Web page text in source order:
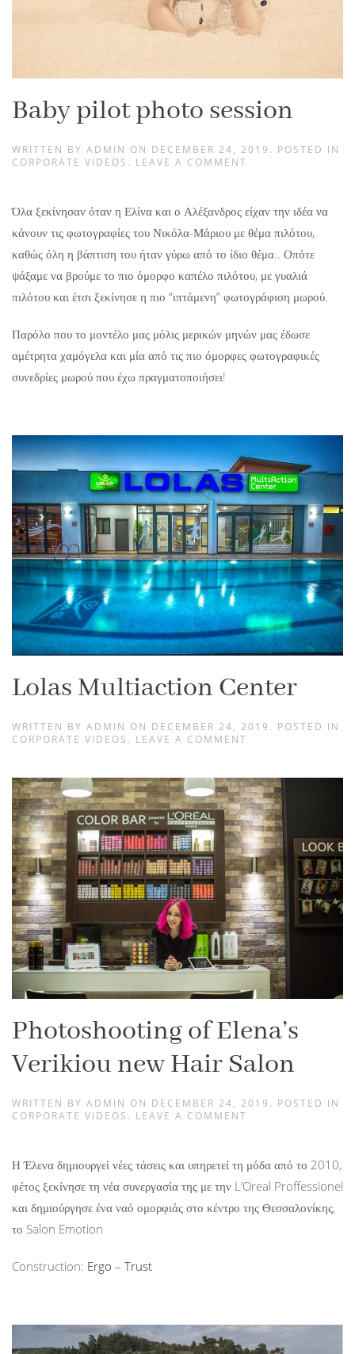
Baby pilot photo session
WRITTEN BY ADMIN ON DECEMBER 24, 2019 . POSTED IN
CORPORATE VIDEOS . LEAVE A COMMENT
Όλα ξεκίνησαν όταν η Ελίνα και ο Αλέξανδρος είχαν την ιδέα να
κάνουν τις φωτογραφίες του Νικόλα-Μάριου με θέμα πιλότου,
καθώς όλη η βάπτιση του ήταν γύρω από το ίδιο θέμα.. Οπότε
ψάξαμε να βρούμε το πιο όμορφο καπέλο πιλότου, με γυαλιά
πιλότου και έτσι ξεκίνησε η πιο “ιπτάμενη” φωτογράφιση μωρού.
Παρόλο που το μοντέλο μας μόλις μερικών μηνών μας έδωσε
αμέτρητα χαμόγελα και μία από τις πιο όμορφες φωτογραφικές
συνεδρίες μωρού που έχω πραγματοποιήσει!
Lolas Multiaction Center
WRITTEN BY ADMIN ON DECEMBER 24, 2019 . POSTED IN
CORPORATE VIDEOS . LEAVE A COMMENT
Photoshooting of Elena’s
Verikiou new Hair Salon
WRITTEN BY ADMIN ON DECEMBER 24, 2019 . POSTED IN
CORPORATE VIDEOS . LEAVE A COMMENT
Η Έλενα δημιουργεί νέες τάσεις και υπηρετεί τη μόδα από το 2010,
φέτος ξεκίνησε τη νέα συνεργασία της με την L’Oreal Proffessionel
και δημιούργησε ένα ναό ομορφιάς στο κέντρο της Θεσσαλονίκης,
το Salon Emotion
Construction: Ergo – Trust